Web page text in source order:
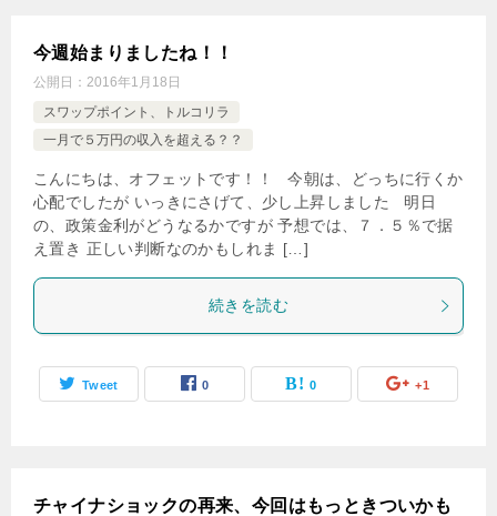
今週始まりましたね！！
公開日： 2016年1月18日
スワップポイント、トルコリラ
一月で５万円の収入を超える？？
こんにちは、オフェットです！！ 今朝は、どっちに行くか
心配でしたが いっきにさげて、少し上昇しました 明日
の、政策金利がどうなるかですが 予想では、７．５％で据
え置き 正しい判断なのかもしれま […]
続きを読む
Tweet 0 0 +1
チャイナショックの再来、今回はもっときついかも